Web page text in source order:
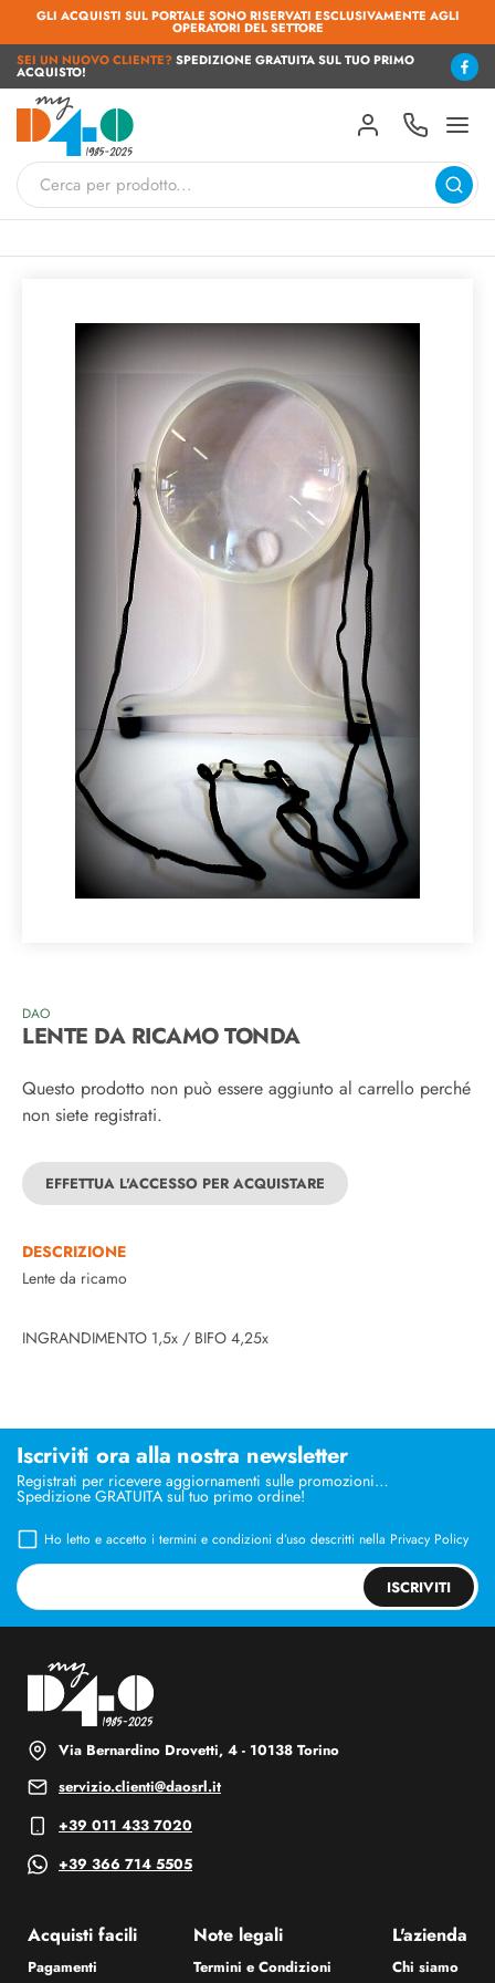
GLI ACQUISTI SUL PORTALE SONO RISERVATI ESCLUSIVAMENTE AGLI
OPERATORI DEL SETTORE
SEI UN NUOVO CLIENTE?SPEDIZIONE GRATUITA SUL TUO PRIMO
ACQUISTO!
DAO
LENTE DA RICAMO TONDA
Questo prodotto non può essere aggiunto al carrello perché
non siete registrati.
EFFETTUA L'ACCESSO PER ACQUISTARE
DESCRIZIONE
Lente da ricamo
INGRANDIMENTO 1,5x / BIFO 4,25x
Iscriviti ora alla nostra newsletter
Registrati per ricevere aggiornamenti sulle promozioni…
Spedizione GRATUITA sul tuo primo ordine!
Ho letto e accetto i termini e condizioni d’uso descritti nella Privacy Policy
ISCRIVITI
Via Bernardino Drovetti, 4 - 10138 Torino
servizio.clienti@daosrl.it
+39 011 433 7020
+39 366 714 5505
Acquisti facili
Pagamenti
Note legali
Termini e Condizioni
L'azienda
Chi siamo